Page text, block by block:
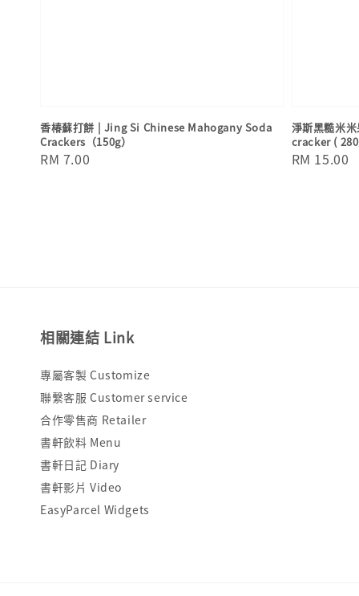
香椿蘇打餅 | Jing Si Chinese Mahogany Soda
Crackers（150g）
Regular
RM 7.00
淨斯黑糙米
cracker (
Regular
RM 15.00
相關連結 Link
專屬客製 Customize
聯繫客服 Customer service
合作零售商 Retailer
書軒飲料 Menu
書軒日記 Diary
書軒影片 Video
EasyParcel Widgets